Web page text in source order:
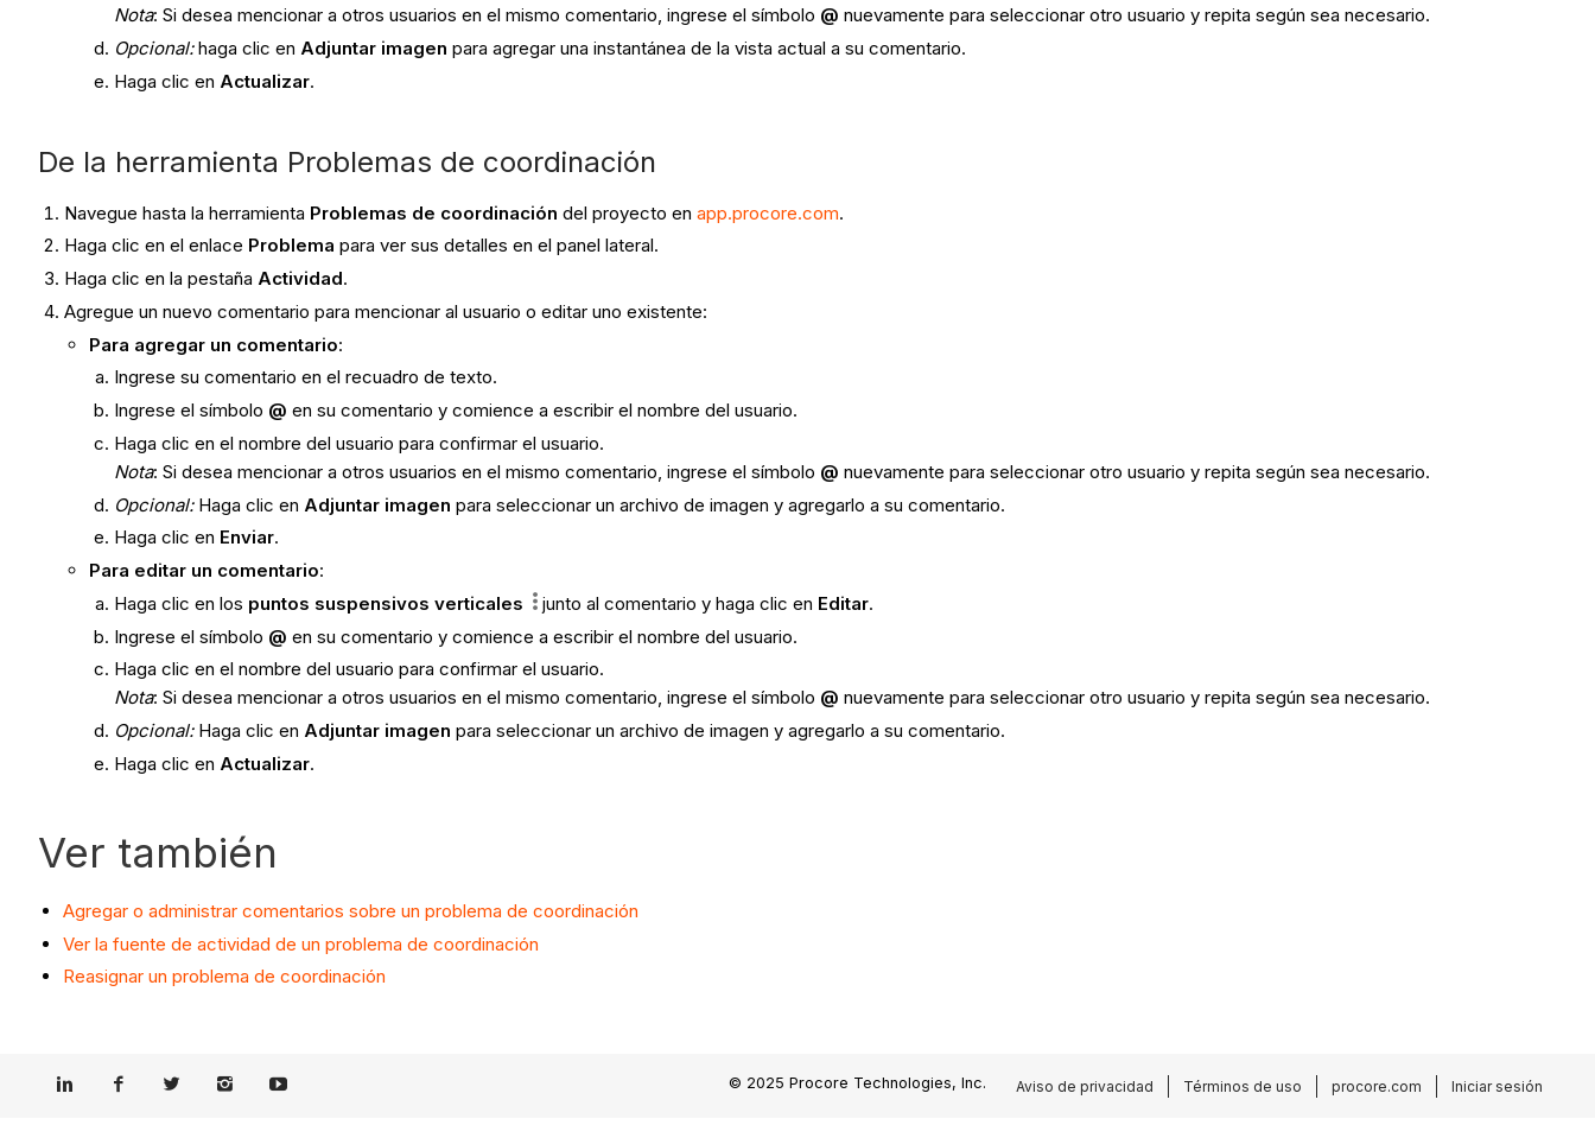
Nota: Si desea mencionar a otros usuarios en el mismo comentario, ingrese el símbolo @ nuevamente para seleccionar otro usuario y repita según sea necesario.
Opcional:haga clic en Adjuntar imagen para agregar una instantánea de la vista actual a su comentario.
Haga clic en Actualizar.
De la herramienta Problemas de coordinación ​​​​​​
Navegue hasta la herramienta Problemas de coordinación del proyecto enapp.procore.com.
Haga clic en el enlace Problema para ver sus detalles en el panel lateral.
Haga clic en la pestaña Actividad.
Agregue un nuevo comentario para mencionar al usuario o editar uno existente:
Para agregar un comentario:
Ingrese su comentario en el recuadro de texto.
Ingrese el símbolo @ en su comentario y comience a escribir el nombre del usuario.
Haga clic en el nombre del usuario para confirmar el usuario.
Nota: Si desea mencionar a otros usuarios en el mismo comentario, ingrese el símbolo @ nuevamente para seleccionar otro usuario y repita según sea necesario.
Opcional:Haga clic en Adjuntar imagenpara seleccionar un archivo de imagen y agregarlo a su comentario.
Haga clic en Enviar.
Para editar un comentario:
Haga clic en los puntos suspensivos verticales junto al comentario y haga clic en Editar.
Ingrese el símbolo @ en su comentario y comience a escribir el nombre del usuario.
Haga clic en el nombre del usuario para confirmar el usuario.
Nota: Si desea mencionar a otros usuarios en el mismo comentario, ingrese el símbolo @ nuevamente para seleccionar otro usuario y repita según sea necesario.
Opcional:Haga clic en Adjuntar imagenpara seleccionar un archivo de imagen y agregarlo a su comentario.
Haga clic en Actualizar.
Ver también
Agregar o administrar comentarios sobre un problema de coordinación
Ver la fuente de actividad de un problema de coordinación
Reasignar un problema de coordinación
© 2025 Procore Technologies, Inc. Aviso de privacidad Términos de uso procore.com Iniciar sesión